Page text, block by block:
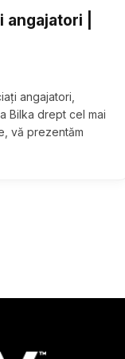
angajatori |
angajatori,
Bilka drept cel mai
vă prezentăm